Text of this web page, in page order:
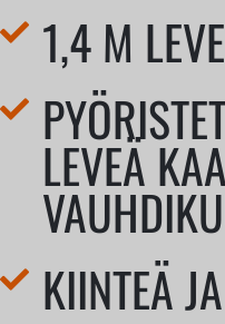
1,4 M
LEVEÄ
KIINTEÄ